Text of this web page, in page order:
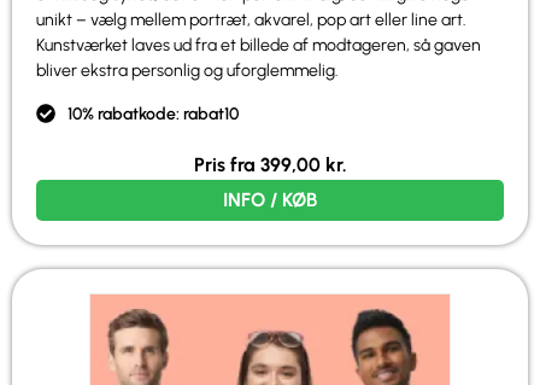
unikt – vælg mellem portræt, akvarel, pop art eller line art.
Kunstværket laves ud fra et billede af modtageren, så gaven
bliver ekstra personlig og uforglemmelig.
10% rabatkode: rabat10
Pris fra 399,00 kr.
INFO / KØB